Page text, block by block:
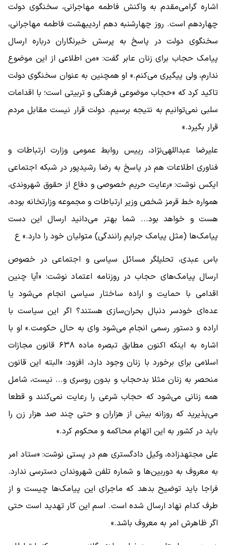
اشاره گرامی‌مقدم به واکنش فاطمه مهاجرانی، سخنگوی دولت
چهاردهم است. روز چهارشنبه دهم اردیبهشت فاطمه مهاجرانی،
سخنگوی دولت در پاسخ به پرسش خبرنگاران درباره ارسال
پیامک حجاب برای زنان عابر گفت: «من اطلاعی از این موضوع
ندارم، ولی پیگیری می‌کنم.» او همچنین به عنوان سخنگوی دولت
تاکید کرد که «حجاب موضوعی فرهنگی و تربیتی است؛ با اقدامات
سلبی نمی‌توانیم به نتیجه برسیم. دولت قرار نیست مقابل ‎مردم
قرار بگیرد.»
علیرضا عبداللهی‌نژاد، رییس روابط عمومی وزارت ارتباطات و
فناوری اطلاعات هم در پاسخ به رضا رشیدپور در شبکه اجتماعی
ایکس نوشت: «رعایت حریم خصوصی و دفاع از حقوق شهروندی،
همواره خط‌ قرمز شخص وزیر ارتباطات و مجموعه وزارتخانه بوده،
هست و خواهد بود... شما بهتر می‌دانید ارسال این دست
پیامک‌ها (مثل پیامک جرایم رانندگی) متولیان خود را دارد.» ع
باس عبدی، تحلیلگر مسائل سیاسی و اجتماعی در خصوص
ارسال پیامک‌های حجاب در روزنامه اعتماد نوشت: «آیا چنین
اقدامی با حمایت و اراده ساختار سیاسی انجام می‌شود یا
عده‌ای خودسر دنبال بحران‌سازی هستند؟ اگر این سیاست با
اراده و دستور رسمی انجام می‌شود وای به حال حکومت.» او با
اشاره به اینکه اکنون مطابق تبصره ماده ۶۳۸ قانون مجازات
اسلامی برای برخورد با زنان وجود دارد، افزود: «البته این قانون
منحصر به زنان مثلا بدحجاب و بدون روسری و... نیست، شامل
همه زنانی می‌شود که حجاب شرعی را رعایت نمی‌کنند و قطعا
می‌پذیرید که روزانه بیش از هزاران و حتی چند صد هزار زن را
باید در کشور به این اتهام محاکمه و محکوم کرد.»
علی مجتهدزاده، وکیل دادگستری هم در پستی نوشت: «ستاد امر
به معروف به دوربین‌ها و شماره تلفن شهروندان دسترسی ندارد.
فراجا باید توضیح بدهد که ماجرای این پیامک‌ها چیست و از
طرف کدام نهاد ارسال شده است. اسم این کار تهدید است حتی
اگر ظاهرش امر به معروف باشد.»